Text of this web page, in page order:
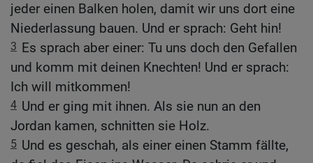
jeder einen Balken holen, damit wir uns dort eine
Niederlassung bauen. Und er sprach: Geht hin!
3 Es sprach aber einer: Tu uns doch den Gefallen
und komm mit deinen Knechten! Und er sprach:
Ich will mitkommen!
4 Und er ging mit ihnen. Als sie nun an den
Jordan kamen, schnitten sie Holz.
5 Und es geschah, als einer einen Stamm fällte,